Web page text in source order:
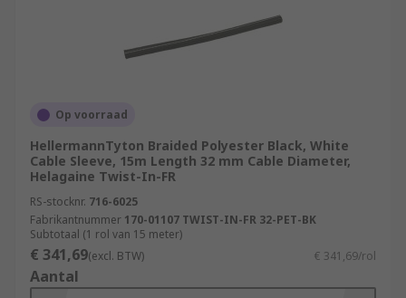
Op voorraad
HellermannTyton Braided Polyester Black, White
Cable Sleeve, 15m Length 32 mm Cable Diameter,
Helagaine Twist-In-FR
RS-stocknr. 716-6025
Fabrikantnummer 170-01107 TWIST-IN-FR 32-PET-BK
Subtotaal (1 rol van 15 meter)
€ 341,69(excl. BTW) € 341,69/rol
Aantal